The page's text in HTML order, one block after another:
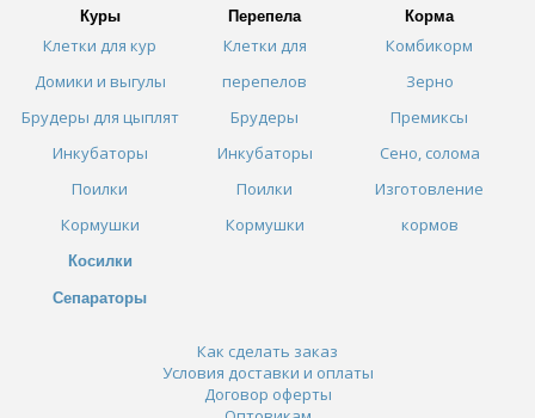
Куры
Клетки для кур
Домики и выгулы
Брудеры для цыплят
Инкубаторы
Поилки
Кормушки
Косилки
Сепараторы
Перепела
Клетки для
перепелов
Брудеры
Инкубаторы
Поилки
Кормушки
Корма
Комбикорм
Зерно
Премиксы
Сено, солома
Изготовление
кормов
Как сделать заказ
Условия доставки и оплаты
Договор оферты